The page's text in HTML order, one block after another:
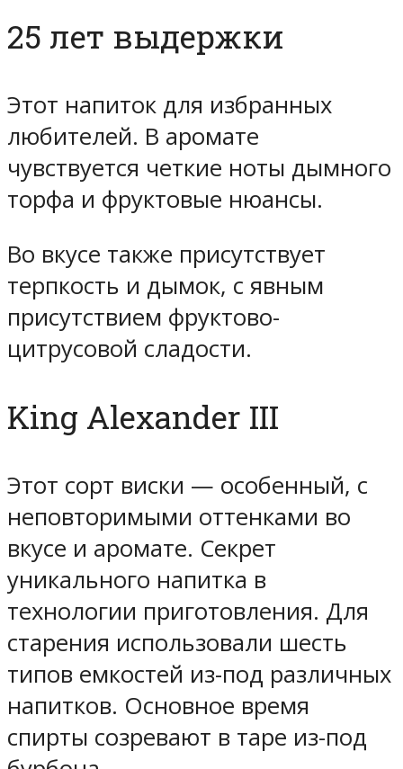
25 лет выдержки
Этот напиток для избранных
любителей. В аромате
чувствуется четкие ноты дымного
торфа и фруктовые нюансы.
Во вкусе также присутствует
терпкость и дымок, с явным
присутствием фруктово-
цитрусовой сладости.
King Alexander III
Этот сорт виски — особенный, с
неповторимыми оттенками во
вкусе и аромате. Секрет
уникального напитка в
технологии приготовления. Для
старения использовали шесть
типов емкостей из-под различных
напитков. Основное время
спирты созревают в таре из-под